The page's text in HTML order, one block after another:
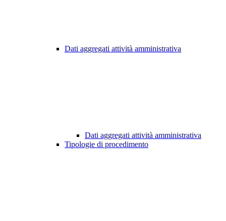
Dati aggregati attività amministrativa
Dati aggregati attività amministrativa
Tipologie di procedimento